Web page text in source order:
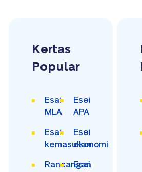
Kertas
Popular
Esai
MLA
Esei
APA
Esai
kemasukan
Esei
ekonomi
Rancangan
Esai